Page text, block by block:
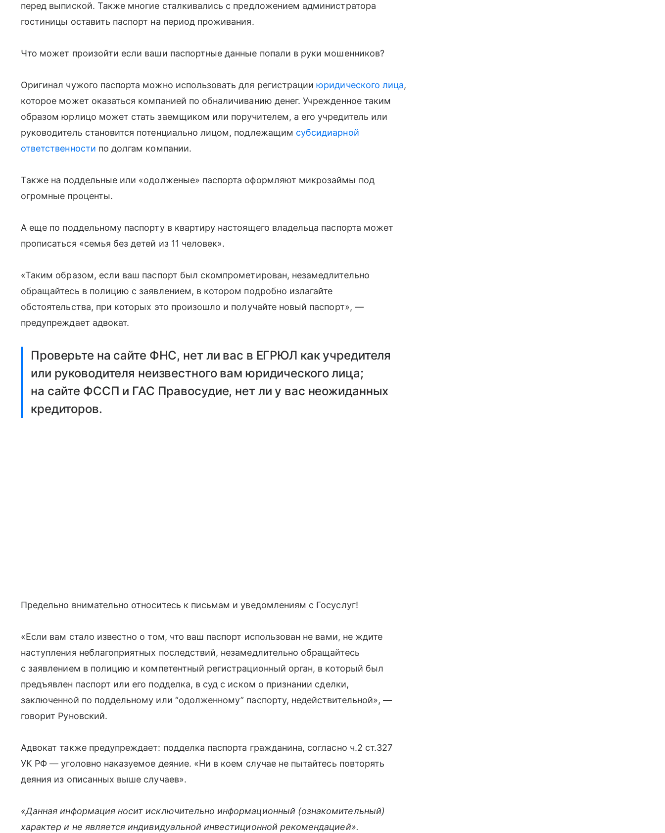
перед выпиской. Также многие сталкивались с предложением администратора
гостиницы оставить паспорт на период проживания.
Что может произойти если ваши паспортные данные попали в руки мошенников?
Оригинал чужого паспорта можно использовать для регистрацииюридического лица,
которое может оказаться компанией по обналичиванию денег. Учрежденное таким
образом юрлицо может стать заемщиком или поручителем, а его учредитель или
руководитель становится потенциально лицом, подлежащим субсидиарной
ответственности по долгам компании.
Также на поддельные или «одолженые» паспорта оформляют микрозаймы под
огромные проценты.
А еще по поддельному паспорту в квартиру настоящего владельца паспорта может
прописаться «семья без детей из 11 человек».
«Таким образом, если ваш паспорт был скомпрометирован, незамедлительно
обращайтесь в полицию с заявлением, в котором подробно излагайте
обстоятельства, при которых это произошло и получайте новый паспорт», —
предупреждает адвокат.
Проверьте на сайте ФНС, нет ли вас в ЕГРЮЛ как учредителя
или руководителя неизвестного вам юридического лица;
на сайте ФССП и ГАС Правосудие, нет ли у вас неожиданных
кредиторов.
Предельно внимательно относитесь к письмам и уведомлениям с Госуслуг!
«Если вам стало известно о том, что ваш паспорт использован не вами, не ждите
наступления неблагоприятных последствий, незамедлительно обращайтесь
с заявлением в полицию и компетентный регистрационный орган, в который был
предъявлен паспорт или его подделка, в суд с иском о признании сделки,
заключенной по поддельному или “одолженному” паспорту, недействительной», —
говорит Руновский.
Адвокат также предупреждает: подделка паспорта гражданина, согласно ч.2 cт.327
УК РФ — уголовно наказуемое деяние. «Ни в коем случае не пытайтесь повторять
деяния из описанных выше случаев».
«Данная информация носит исключительно информационный (ознакомительный)
характер и не является индивидуальной инвестиционной рекомендацией».